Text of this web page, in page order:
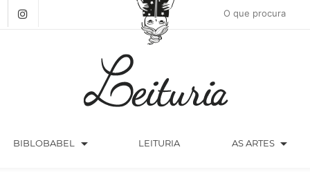
BIBLOBABEL arrow_drop_down LEITURIA AS ARTES arrow_drop_down